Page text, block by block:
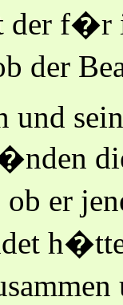
der f�r
der
und
er